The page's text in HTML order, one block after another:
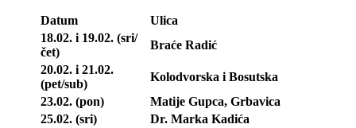
Datum
Ulica
18.02. i 19.02. (sri/
čet)
Braće Radić
20.02. i 21.02.
(pet/sub)
Kolodvorska i Bosutska
23.02. (pon)
Matije Gupca, Grbavica
25.02. (sri)
Dr. Marka Kadića